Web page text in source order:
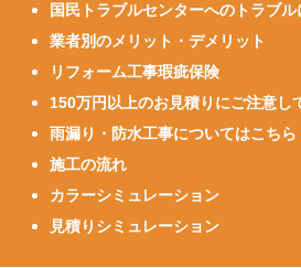
国民トラブルセンターへのトラブル
業者別のメリット・デメリット
リフォーム工事瑕疵保険
150万円以上のお見積りにご注意し
雨漏り・防水工事についてはこちら
施工の流れ
カラーシミュレーション
見積りシミュレーション